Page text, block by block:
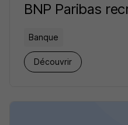
BNP Paribas
Banque
Découvrir